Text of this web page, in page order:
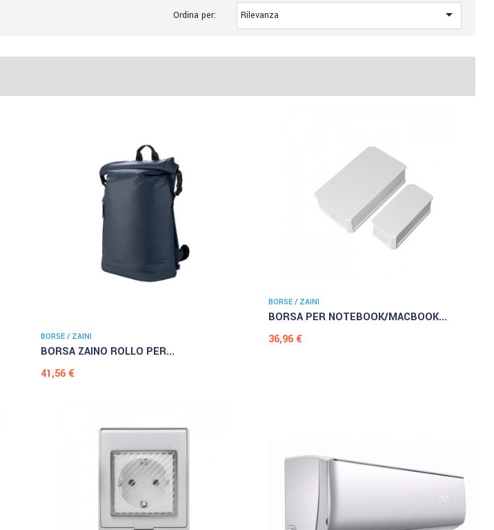
Ordina per: Rilevanza 
BORSE / ZAINI
BORSA ZAINO ROLLO PER...
Prezzo
41,56 €
BORSE / ZAINI
BORSA PER NOTEBOOK/MACBOOK...
Prezzo
36,96 €